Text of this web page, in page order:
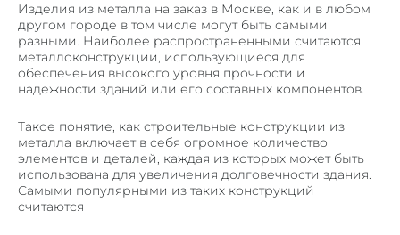
Изделия из металла на заказ в Москве, как и в любом
другом городе в том числе могут быть самыми
разными. Наиболее распространенными считаются
металлоконструкции, использующиеся для
обеспечения высокого уровня прочности и
надежности зданий или его составных компонентов.
Такое понятие, как строительные конструкции из
металла включает в себя огромное количество
элементов и деталей, каждая из которых может быть
использована для увеличения долговечности здания.
Самыми популярными из таких конструкций
считаются